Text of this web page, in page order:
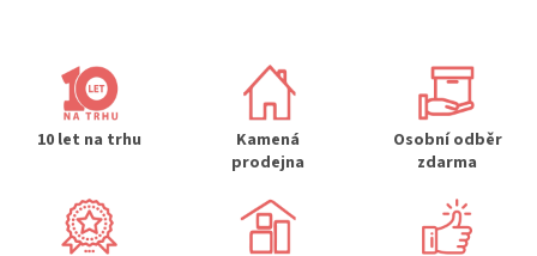
í
p
r
v
k
v
ý
n
10 let na trhu
Kamená
prodejna
Osobní odběr
zdarma